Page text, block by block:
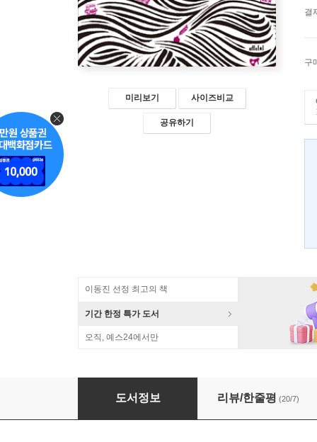
미리보기 사이즈비교
공유하기
결
구
이동진 선정 최고의 책
기간 한정 특가 도서
오직, 예스24에서만
성난 얼굴로 돌아보라
도서정보 리뷰/한줄평 (20/7)